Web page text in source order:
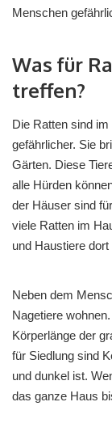
Menschen
Was für
treffen?
Die Ratten sind
gefährlicher. Sie
Gärten. Diese
alle Hürden
der Häuser sind
viele Ratten im
und Haustiere
Neben dem
Nagetiere
Körperlänge der
für Siedlung sind
und dunkel ist.
das ganze Haus